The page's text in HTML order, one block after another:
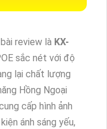
review là KX-
sắc nét với độ
lại chất lượng
Hồng Ngoại
cấp hình ảnh
ánh sáng yếu,